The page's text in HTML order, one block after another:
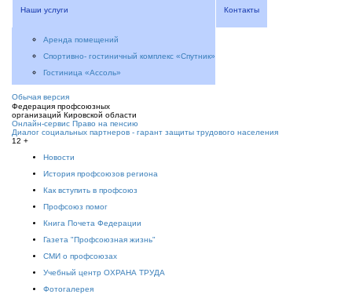
Наши услуги
Аренда помещений
Спортивно- гостиничный комплекс «Спутник»
Гостиница «Ассоль»
Контакты
Обычая версия
Федерация профсоюзных
организаций Кировской области
Онлайн-сервис Право на пенсию
Диалог социальных партнеров - гарант защиты трудового населения
12 +
Новости
История профсоюзов региона
Как вступить в профсоюз
Профсоюз помог
Книга Почета Федерации
Газета "Профсоюзная жизнь"
СМИ о профсоюзах
Учебный центр ОХРАНА ТРУДА
Фотогалерея